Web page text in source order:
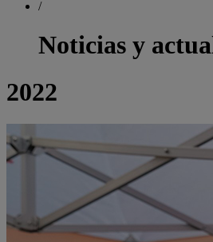
/
Noticias y
2022